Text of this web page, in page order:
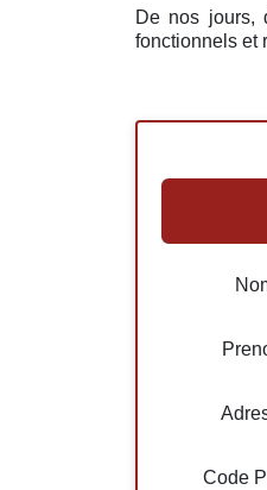
De nos jours,
fonctionnels et
Code